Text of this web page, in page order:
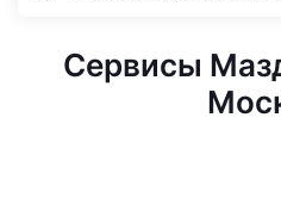
Сервисы